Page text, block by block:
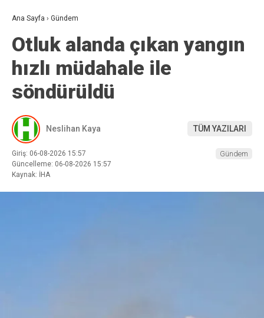
Ana Sayfa › Gündem
Otluk alanda çıkan yangın
hızlı müdahale ile
söndürüldü
Neslihan Kaya TÜM YAZILARI
Giriş: 06-08-2026 15:57
Güncelleme: 06-08-2026 15:57
Kaynak: İHA
Gündem